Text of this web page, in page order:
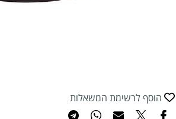
הוסף לרשימת המשאלות